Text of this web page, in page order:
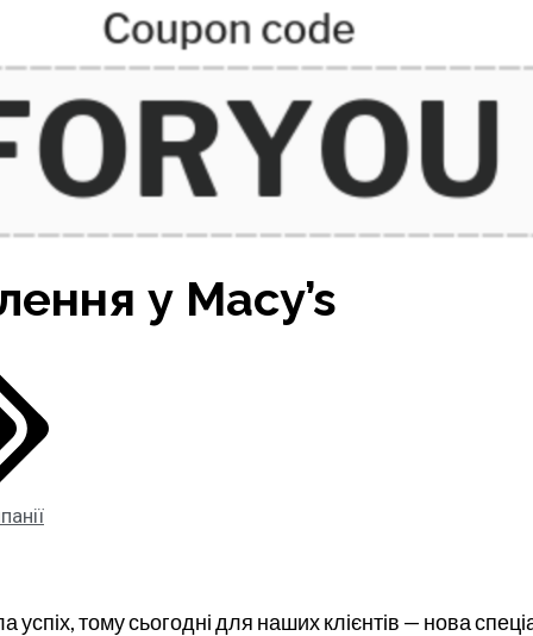
у Macy’s
тому сьогодні для наших клієнтів — нова